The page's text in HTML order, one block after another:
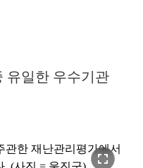
유일한 우수기관
fullscreen